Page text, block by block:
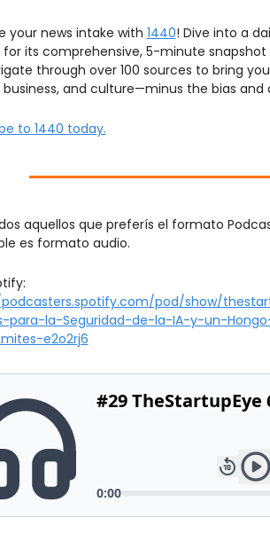
your news intake with 1440! Dive into a
for its comprehensive, 5-minute
through over 100 sources to bring
business, and culture—minus the bias and
to 1440 today.
aquellos que preferís el formato
es formato audio.
pod/show/
para-la-Seguridad-de-la-IA-y-un-
e2o2rj6